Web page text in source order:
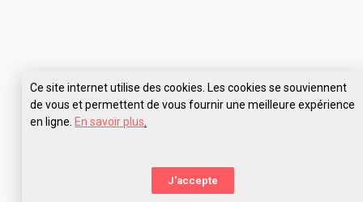
Ce site internet utilise des cookies. Les cookies se souviennent
de vous et permettent de vous fournir une meilleure expérience
en ligne. En savoir plus
J'accepte